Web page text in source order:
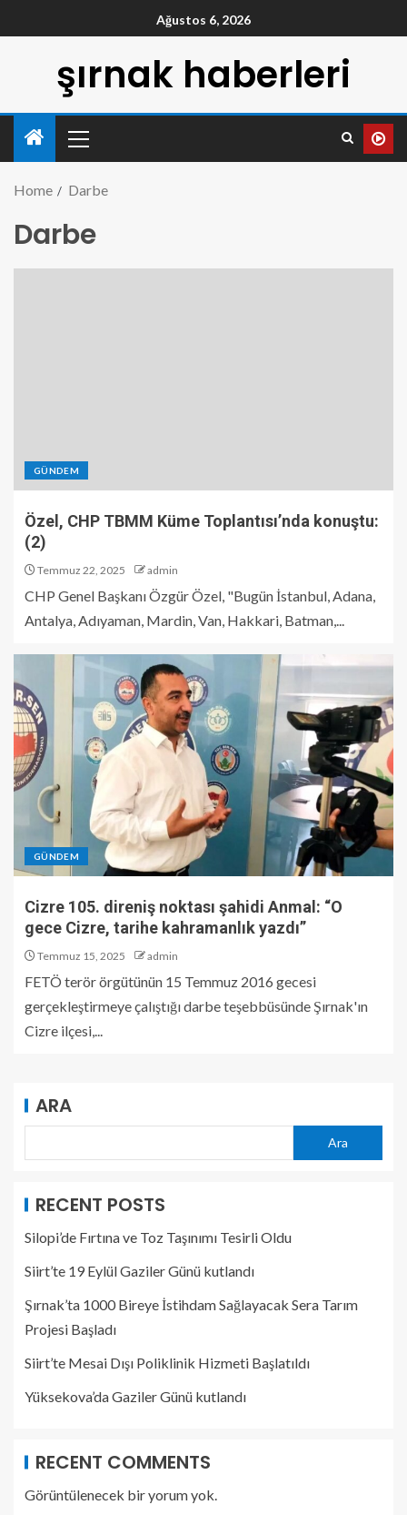
Ağustos 6, 2026
şırnak haberleri
Home Darbe
Darbe
GÜNDEM
Özel, CHP TBMM Küme Toplantısı’nda konuştu:
(2)
Temmuz 22, 2025 admin
CHP Genel Başkanı Özgür Özel, "Bugün İstanbul, Adana,
Antalya, Adıyaman, Mardin, Van, Hakkari, Batman,...
GÜNDEM
Cizre 105. direniş noktası şahidi Anmal: “O
gece Cizre, tarihe kahramanlık yazdı”
Temmuz 15, 2025 admin
FETÖ terör örgütünün 15 Temmuz 2016 gecesi
gerçekleştirmeye çalıştığı darbe teşebbüsünde Şırnak'ın
Cizre ilçesi,...
ARA
Ara
RECENT POSTS
Silopi’de Fırtına ve Toz Taşınımı Tesirli Oldu
Siirt’te 19 Eylül Gaziler Günü kutlandı
Şırnak’ta 1000 Bireye İstihdam Sağlayacak Sera Tarım
Projesi Başladı
Siirt’te Mesai Dışı Poliklinik Hizmeti Başlatıldı
Yüksekova’da Gaziler Günü kutlandı
RECENT COMMENTS
Görüntülenecek bir yorum yok.